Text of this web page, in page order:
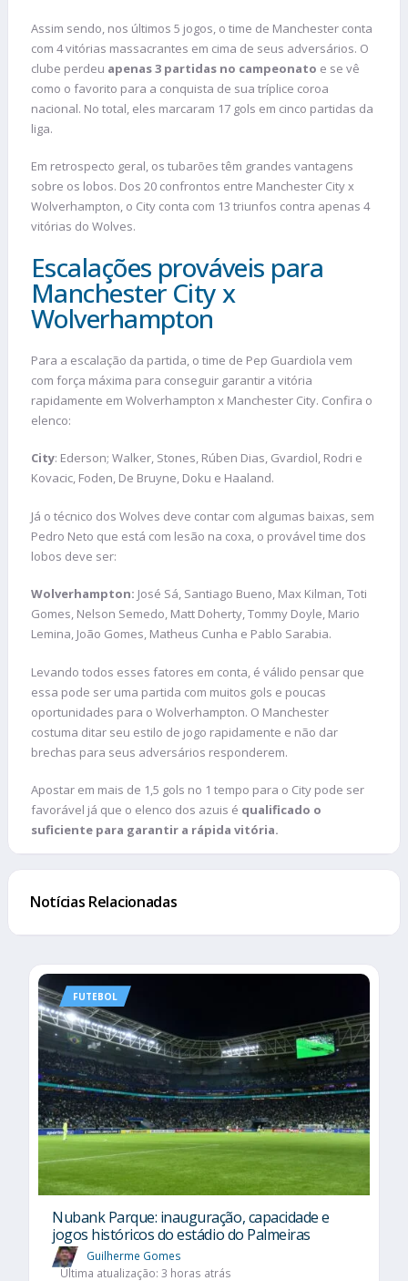
Assim sendo, nos últimos 5 jogos, o time de Manchester conta
com 4 vitórias massacrantes em cima de seus adversários. O
clube perdeu apenas 3 partidas no campeonato e se vê
como o favorito para a conquista de sua tríplice coroa
nacional. No total, eles marcaram 17 gols em cinco partidas da
liga.
Em retrospecto geral, os tubarões têm grandes vantagens
sobre os lobos. Dos 20 confrontos entre Manchester City x
Wolverhampton, o City conta com 13 triunfos contra apenas 4
vitórias do Wolves.
Escalações prováveis para
Manchester City x
Wolverhampton
Para a escalação da partida, o time de Pep Guardiola vem
com força máxima para conseguir garantir a vitória
rapidamente em Wolverhampton x Manchester City. Confira o
elenco:
City: Ederson; Walker, Stones, Rúben Dias, Gvardiol, Rodri e
Kovacic, Foden, De Bruyne, Doku e Haaland.
Já o técnico dos Wolves deve contar com algumas baixas, sem
Pedro Neto que está com lesão na coxa, o provável time dos
lobos deve ser:
Wolverhampton: José Sá, Santiago Bueno, Max Kilman, Toti
Gomes, Nelson Semedo, Matt Doherty, Tommy Doyle, Mario
Lemina, João Gomes, Matheus Cunha e Pablo Sarabia.
Levando todos esses fatores em conta, é válido pensar que
essa pode ser uma partida com muitos gols e poucas
oportunidades para o Wolverhampton. O Manchester
costuma ditar seu estilo de jogo rapidamente e não dar
brechas para seus adversários responderem.
Apostar em mais de 1,5 gols no 1 tempo para o City pode ser
favorável já que o elenco dos azuis é qualificado o
suficiente para garantir a rápida vitória.
Notícias Relacionadas
FUTEBOL
Nubank Parque: inauguração, capacidade e
jogos históricos do estádio do Palmeiras
Guilherme Gomes
Última atualização: 3 horas atrás